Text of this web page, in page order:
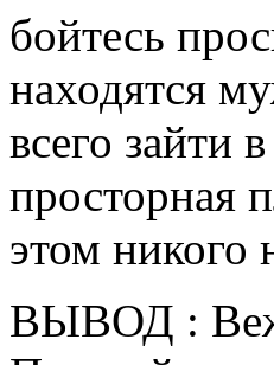
бойтесь
находятся
всего зайти
просторная
этом никого
ВЫВОД :